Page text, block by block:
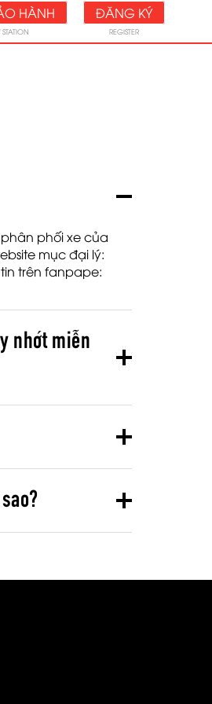
HÀNH ĐĂNG KÝ
REGISTER
phối xe của
mục đại lý:
trên fanpape:
nhớt miễn